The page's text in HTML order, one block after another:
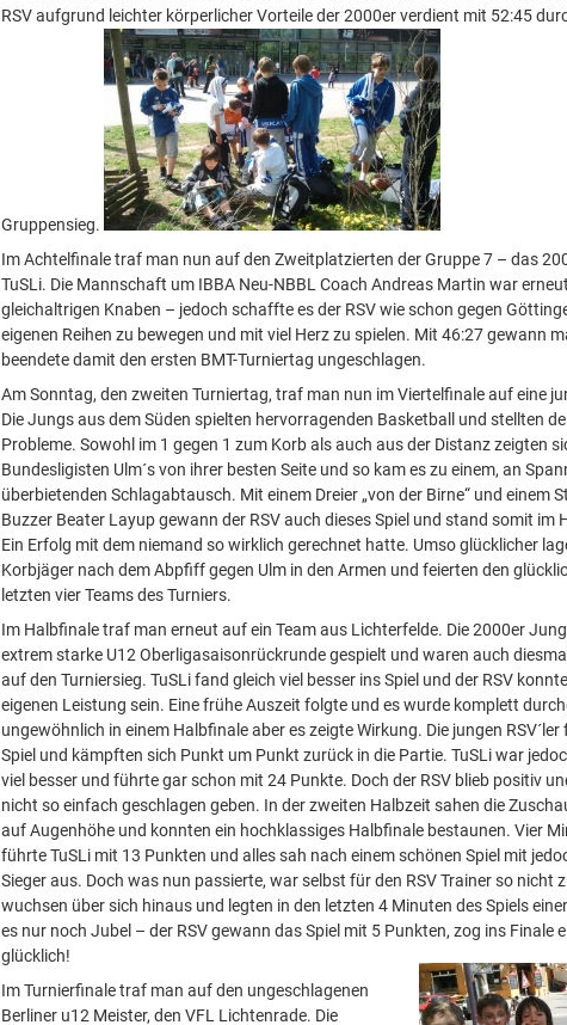
RSV aufgrund leichter körperlicher Vorteile der 2000er verdient mit 52:45
Gruppensieg.
Im Achtelfinale traf man nun auf den Zweitplatzierten der Gruppe 7 – das
TuSLi. Die Mannschaft um IBBA Neu-NBBL Coach Andreas Martin war
gleichaltrigen Knaben – jedoch schaffte es der RSV wie schon gegen
eigenen Reihen zu bewegen und mit viel Herz zu spielen. Mit 46:27 gewann
beendete damit den ersten BMT-Turniertag ungeschlagen.
Am Sonntag, den zweiten Turniertag, traf man nun im Viertelfinale auf eine
Die Jungs aus dem Süden spielten hervorragenden Basketball und stellten
Probleme. Sowohl im 1 gegen 1 zum Korb als auch aus der Distanz zeigten
Bundesligisten Ulm´s von ihrer besten Seite und so kam es zu einem, an
überbietenden Schlagabtausch. Mit einem Dreier „von der Birne“ und einem
Buzzer Beater Layup gewann der RSV auch dieses Spiel und stand somit im
Ein Erfolg mit dem niemand so wirklich gerechnet hatte. Umso glücklicher
Korbjäger nach dem Abpfiff gegen Ulm in den Armen und feierten den
letzten vier Teams des Turniers.
Im Halbfinale traf man erneut auf ein Team aus Lichterfelde. Die 2000er
extrem starke U12 Oberligasaisonrückrunde gespielt und waren auch
auf den Turniersieg. TuSLi fand gleich viel besser ins Spiel und der RSV
eigenen Leistung sein. Eine frühe Auszeit folgte und es wurde komplett
ungewöhnlich in einem Halbfinale aber es zeigte Wirkung. Die jungen
Spiel und kämpften sich Punkt um Punkt zurück in die Partie. TuSLi war
viel besser und führte gar schon mit 24 Punkte. Doch der RSV blieb positiv
nicht so einfach geschlagen geben. In der zweiten Halbzeit sahen die
auf Augenhöhe und konnten ein hochklassiges Halbfinale bestaunen. Vier
führte TuSLi mit 13 Punkten und alles sah nach einem schönen Spiel mit
Sieger aus. Doch was nun passierte, war selbst für den RSV Trainer so nicht
wuchsen über sich hinaus und legten in den letzten 4 Minuten des Spiels
es nur noch Jubel – der RSV gewann das Spiel mit 5 Punkten, zog ins Finale
glücklich!
Im Turnierfinale traf man auf den ungeschlagenen
Berliner u12 Meister, den VFL Lichtenrade. Die